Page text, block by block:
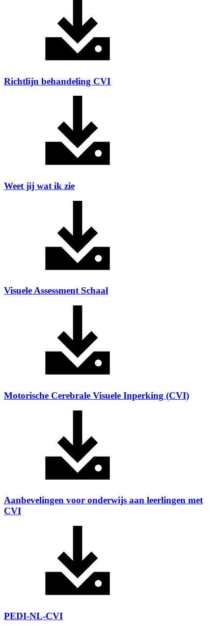
Richtlijn behandeling CVI
Weet jij wat ik zie
Visuele Assessment Schaal
Motorische Cerebrale Visuele Inperking (CVI)
Aanbevelingen voor onderwijs aan leerlingen met
CVI
PEDI-NL-CVI